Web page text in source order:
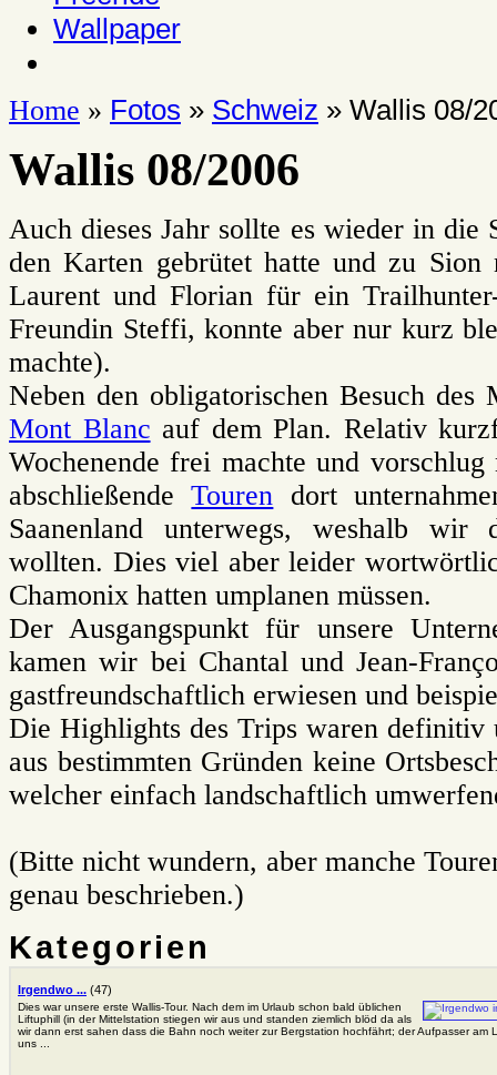
Wallpaper
Home » Fotos » Schweiz » Wallis 08/
Wallis 08/2006
Auch dieses Jahr sollte es wieder in die
den Karten gebrütet hatte und zu
Laurent und Florian für ein
Freundin Steffi, konnte aber nur kurz
machte).
Neben den obligatorischen Besuch
Mont Blanc auf dem Plan. Relativ
Wochenende frei machte und
abschließendeTouren dort
Saanenland unterwegs, weshalb
wollten. Dies viel aber leider
Chamonix hatten umplanen müssen.
Der Ausgangspunkt für unsere
kamen wir bei Chantal und Jean-
gastfreundschaftlich erwiesen und
Die Highlights des Trips waren definitiv
aus bestimmten Gründen keine
welcher einfach landschaftlich
(Bitte nicht wundern, aber manche
genau beschrieben.)
Kategorien
Irgendwo ... (47)
Dies war unsere erste Wallis-Tour. Nach dem im Urlaub schon bald üblichen
Liftuphill (in der Mittelstation stiegen wir aus und standen ziemlich blöd da als
wir dann erst sahen dass die Bahn noch weiter zur Bergstation hochfährt; der Aufpasser am
uns ...